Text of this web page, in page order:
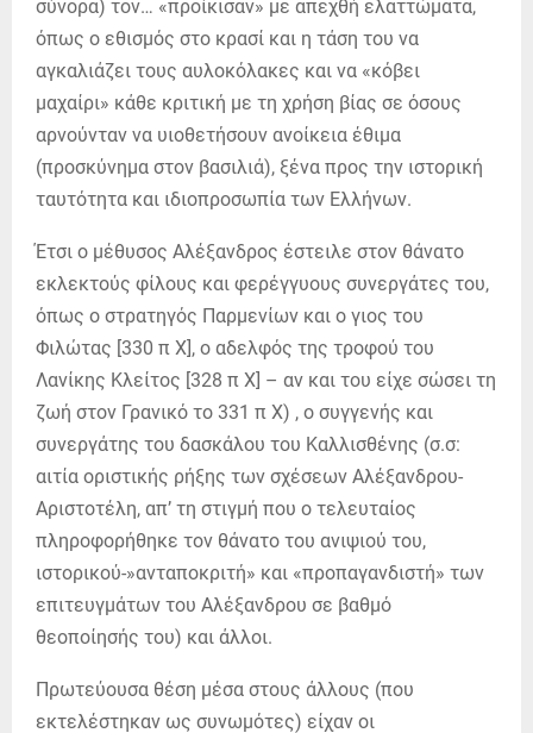
σύνορα) τον… «προίκισαν» με απεχθή ελαττώματα,
όπως ο εθισμός στο κρασί και η τάση του να
αγκαλιάζει τους αυλοκόλακες και να «κόβει
μαχαίρι» κάθε κριτική με τη χρήση βίας σε όσους
αρνούνταν να υιοθετήσουν ανοίκεια έθιμα
(προσκύνημα στον βασιλιά), ξένα προς την ιστορική
ταυτότητα και ιδιοπροσωπία των Ελλήνων.
Έτσι ο μέθυσος Αλέξανδρος έστειλε στον θάνατο
εκλεκτούς φίλους και φερέγγυους συνεργάτες του,
όπως ο στρατηγός Παρμενίων και ο γιος του
Φιλώτας [330 π Χ], ο αδελφός της τροφού του
Λανίκης Κλείτος [328 π Χ] – αν και του είχε σώσει τη
ζωή στον Γρανικό το 331 π Χ) , ο συγγενής και
συνεργάτης του δασκάλου του Καλλισθένης (σ.σ:
αιτία οριστικής ρήξης των σχέσεων Αλέξανδρου-
Αριστοτέλη, απ’ τη στιγμή που ο τελευταίος
πληροφορήθηκε τον θάνατο του ανιψιού του,
ιστορικού-»ανταποκριτή» και «προπαγανδιστή» των
επιτευγμάτων του Αλέξανδρου σε βαθμό
θεοποίησής του) και άλλοι.
Πρωτεύουσα θέση μέσα στους άλλους (που
εκτελέστηκαν ως συνωμότες) είχαν οι